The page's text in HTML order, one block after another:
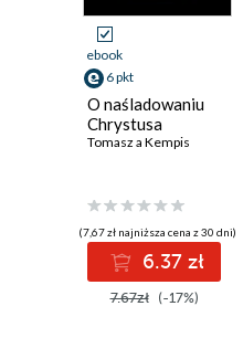
ebook
6 pkt
O naśladowaniu
Chrystusa
Tomasz a Kempis
(7,67 zł najniższa cena z 30 dni)
6.37 zł
7.67zł (-17%)